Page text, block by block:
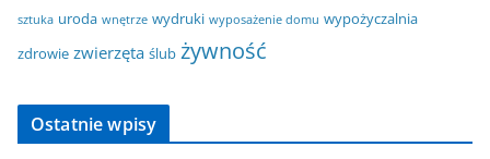
sztuka uroda wnętrze wydruki wyposażenie domu wypożyczalnia
zdrowie zwierzęta ślub żywność
Ostatnie wpisy